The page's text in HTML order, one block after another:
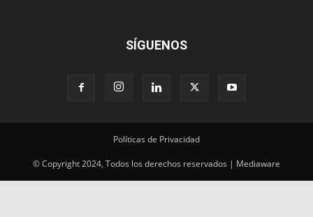
SÍGUENOS
Políticas de Privacidad
© Copyright 2024, Todos los derechos reservados | Mediaware